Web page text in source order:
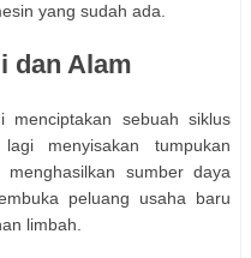
yang sudah ada.
dan Alam
menciptakan sebuah siklus
menyisakan tumpukan
sumber daya
peluang usaha baru
limbah.